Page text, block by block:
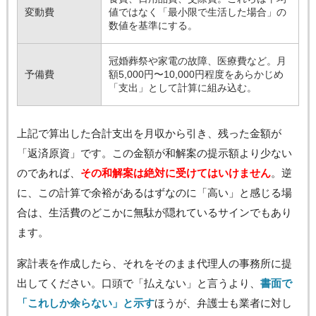
変動費
値ではなく「最小限で生活した場合」の
数値を基準にする。
予備費
冠婚葬祭や家電の故障、医療費など。月
額5,000円〜10,000円程度をあらかじめ
「支出」として計算に組み込む。
上記で算出した合計支出を月収から引き、残った金額が
「返済原資」です。この金額が和解案の提示額より少ない
のであれば、 その和解案は絶対に受けてはいけません。逆
に、この計算で余裕があるはずなのに「高い」と感じる場
合は、生活費のどこかに無駄が隠れているサインでもあり
ます。
家計表を作成したら、それをそのまま代理人の事務所に提
出してください。口頭で「払えない」と言うより、 書面で
「これしか余らない」と示すほうが、弁護士も業者に対し